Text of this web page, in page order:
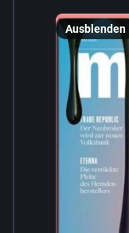
Ausblenden